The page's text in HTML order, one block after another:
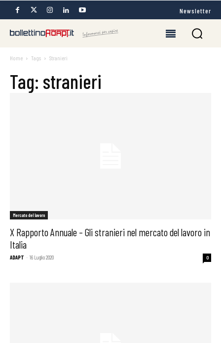
Newsletter
Home Tags Stranieri
Tag: stranieri
Mercato del lavoro
X Rapporto Annuale – Gli stranieri nel mercato del lavoro in
Italia
ADAPT - 16 Luglio 2020 0